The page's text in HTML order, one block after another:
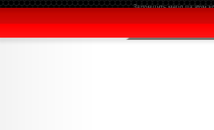
Запомнить меня на этом